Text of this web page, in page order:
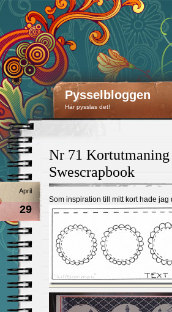
Pysselbloggen
Här pysslas det!
Nr 71 Kortutmaning
Swescrapbook
April
29
Som inspiration till mitt kort hade jag